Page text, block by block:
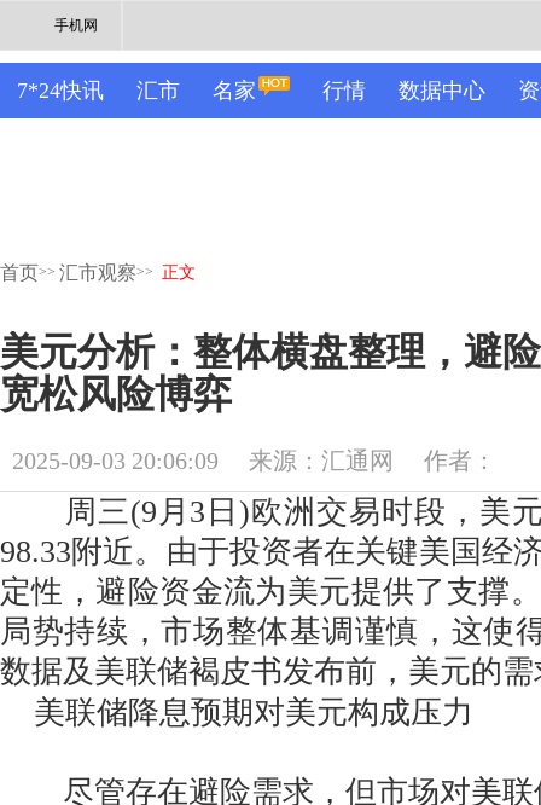
手机网
7*24快讯 汇市 名家 行情 数据中心
首页>> 汇市观察>> 正文
美元分析：整体横盘整理，避
宽松风险博弈
2025-09-03 20:06:09 来源：汇通网 作者：
周三(9月3日)欧洲交易时段，美
98.33附近。由于投资者在关键美国经
定性，避险资金流为美元提供了支撑
局势持续，市场整体基调谨慎，这使
数据及美联储褐皮书发布前，美元的
美联储降息预期对美元构成压力
尽管存在避险需求，但市场对美联